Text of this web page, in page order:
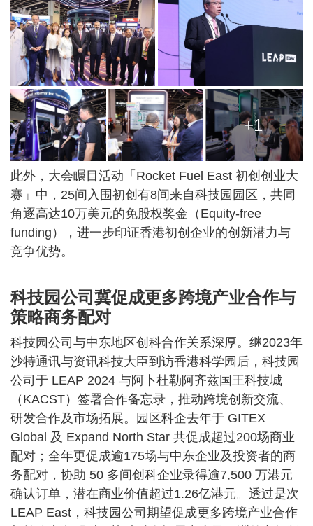
+1
此外，大会瞩目活动「Rocket Fuel East 初创创业大
赛」中，25间入围初创有8间来自科技园园区，共同
角逐高达10万美元的免股权奖金（Equity-free
funding），进一步印证香港初创企业的创新潜力与
竞争优势。
科技园公司冀促成更多跨境产业合作与
策略商务配对
科技园公司与中东地区创科合作关系深厚。继2023年
沙特通讯与资讯科技大臣到访香港科学园后，科技园
公司于 LEAP 2024 与阿卜杜勒阿齐兹国王科技城
（KACST）签署合作备忘录，推动跨境创新交流、
研发合作及市场拓展。园区科企去年于 GITEX
Global 及 Expand North Star 共促成超过200场商业
配对；全年更促成逾175场与中东企业及投资者的商
务配对，协助 50 多间创科企业录得逾7,500 万港元
确认订单，潜在商业价值超过1.26亿港元。透过是次
LEAP East，科技园公司期望促成更多跨境产业合作